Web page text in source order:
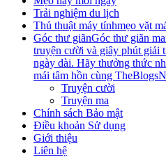
Trải nghiệm du lịch
Thủ thuật máy tínhmẹo vặt
Góc thư giãnGóc thư giãn
truyện cười và giây phút giải
ngày dài. Hãy thưởng thức
mái tâm hồn cùng
Truyện cười
Truyện ma
Chính sách Bảo mật
Điều khoản Sử dụng
Giới thiệu
Liên hệ